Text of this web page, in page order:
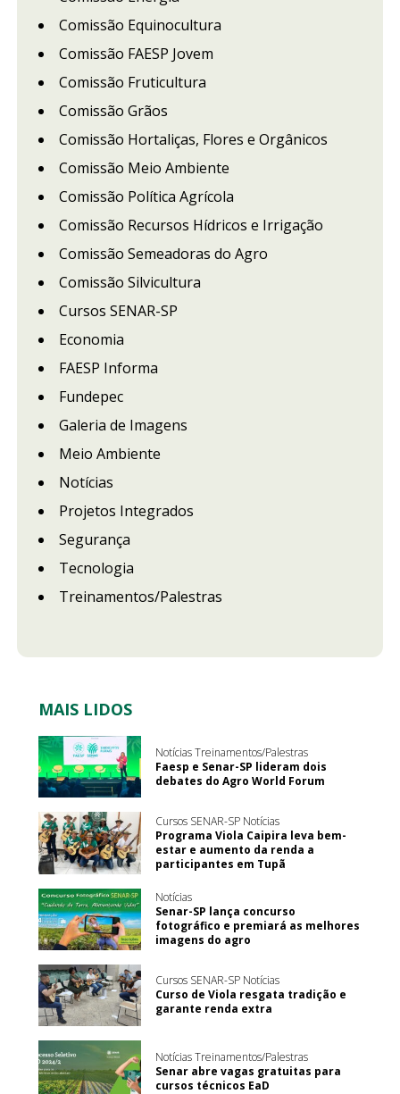
Comissão Equinocultura
Comissão FAESP Jovem
Comissão Fruticultura
Comissão Grãos
Comissão Hortaliças, Flores e Orgânicos
Comissão Meio Ambiente
Comissão Política Agrícola
Comissão Recursos Hídricos e Irrigação
Comissão Semeadoras do Agro
Comissão Silvicultura
Cursos SENAR-SP
Economia
FAESP Informa
Fundepec
Galeria de Imagens
Meio Ambiente
Notícias
Projetos Integrados
Segurança
Tecnologia
Treinamentos/Palestras
MAIS LIDOS
Notícias Treinamentos/Palestras
Faesp e Senar-SP lideram dois
debates do Agro World Forum
Cursos SENAR-SP Notícias
Programa Viola Caipira leva bem-
estar e aumento da renda a
participantes em Tupã
Notícias
Senar-SP lança concurso
fotográfico e premiará as melhores
imagens do agro
Cursos SENAR-SP Notícias
Curso de Viola resgata tradição e
garante renda extra
Notícias Treinamentos/Palestras
Senar abre vagas gratuitas para
cursos técnicos EaD